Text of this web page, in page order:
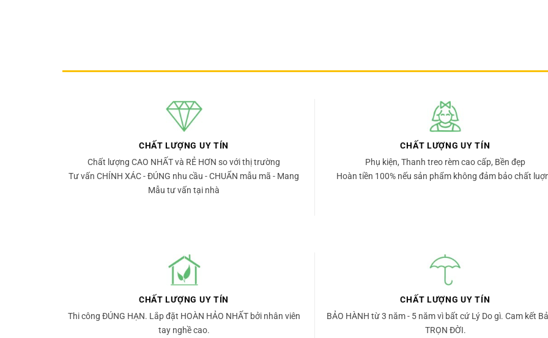
CHẤT LƯỢNG UY TÍN
Chất lượng CAO NHẤT và RẺ HƠN so với thị trường
Tư vấn CHÍNH XÁC - ĐÚNG nhu cầu - CHUẨN mẫu mã - Mang
Mẫu tư vấn tại nhà
CHẤT LƯỢNG UY TÍN
Phụ kiện, Thanh treo rèm cao cấp, Bền đẹp
Hoàn tiền 100% nếu sản phẩm không đảm bảo chất
CHẤT LƯỢNG UY TÍN
Thi công ĐÚNG HẠN. Lắp đặt HOÀN HẢO NHẤT bởi nhân viên
tay nghề cao.
CHẤT LƯỢNG UY TÍN
BẢO HÀNH từ 3 năm - 5 năm vì bất cứ Lý Do gì. Cam kết
TRỌN ĐỜI.